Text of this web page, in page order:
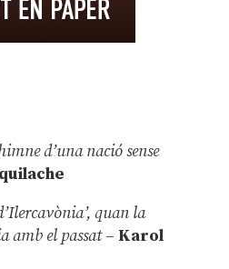
d’una nació sense
quan la
amb el passat– Karol